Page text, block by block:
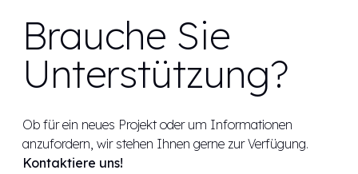
Brauche Sie
Unterstützung?
Ob für ein neues Projekt oder um Informationen
anzufordern, wir stehen Ihnen gerne zur Verfügung.
Kontaktiere uns!